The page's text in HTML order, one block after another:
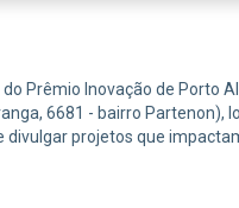
Prêmio Inovação de Porto
6681 - bairro Partenon),
projetos que